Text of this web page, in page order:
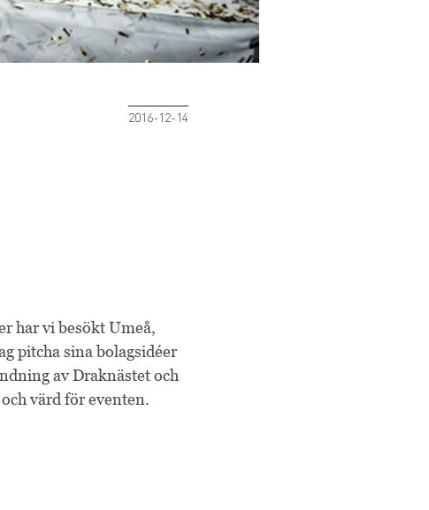
2016-12-14
har vi besökt Umeå,
pitcha sina bolagsidéer
av Draknästet och
värd för eventen.